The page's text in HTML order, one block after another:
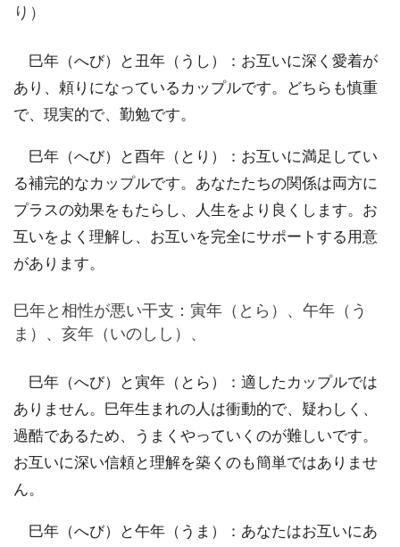
り）
巳年（へび）と丑年（うし）：お互いに深く愛着が
あり、頼りになっているカップルです。どちらも慎重
で、現実的で、勤勉です。
巳年（へび）と酉年（とり）：お互いに満足してい
る補完的なカップルです。あなたたちの関係は両方に
プラスの効果をもたらし、人生をより良くします。お
互いをよく理解し、お互いを完全にサポートする用意
があります。
巳年と相性が悪い干支：寅年（とら）、午年（う
ま）、亥年（いのしし）、
巳年（へび）と寅年（とら）：適したカップルでは
ありません。巳年生まれの人は衝動的で、疑わしく、
過酷であるため、うまくやっていくのが難しいです。
お互いに深い信頼と理解を築くのも簡単ではありませ
ん。
巳年（へび）と午年（うま）：あなたはお互いにあ